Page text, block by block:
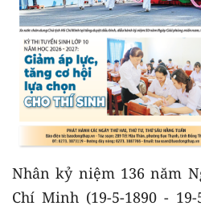
Nhân kỷ niệm 136 năm
Chí Minh (19-5-1890 -